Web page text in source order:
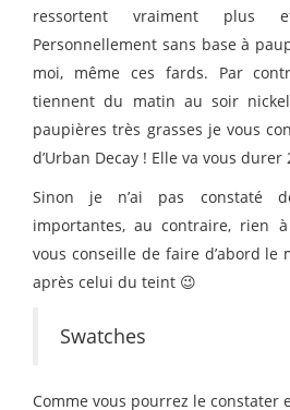
ressortent vraiment plus
Personnellement sans base à
moi, même ces fards. Par
tiennent du matin au soir
paupières très grasses je vous
d’Urban Decay ! Elle va vous
Sinon je n’ai pas constaté
importantes, au contraire, rien
vous conseille de faire d’abord le
après celui du teint 😉
Swatches
Comme vous pourrez le constater